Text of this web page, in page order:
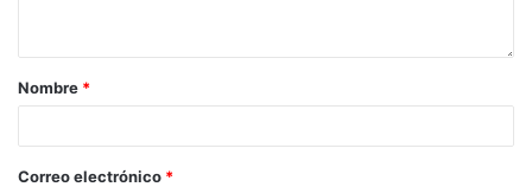
Nombre *
Correo electrónico *